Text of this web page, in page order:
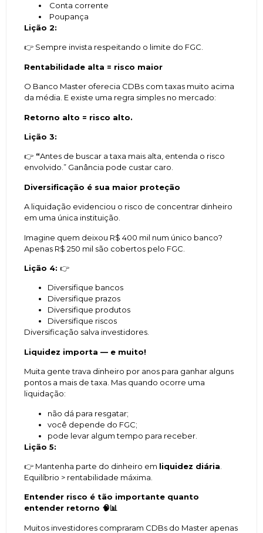
Conta corrente
Poupança
Lição 2:
👉 Sempre invista respeitando o limite do FGC.
Rentabilidade alta = risco maior
O Banco Master oferecia CDBs com taxas muito acima
da média. E existe uma regra simples no mercado:
Retorno alto = risco alto.
Lição 3:
👉 “Antes de buscar a taxa mais alta, entenda o risco
envolvido.” Ganância pode custar caro.
Diversificação é sua maior proteção
A liquidação evidenciou o risco de concentrar dinheiro
em uma única instituição.
Imagine quem deixou R$ 400 mil num único banco?
Apenas R$ 250 mil são cobertos pelo FGC.
Lição 4: 👉
Diversifique bancos
Diversifique prazos
Diversifique produtos
Diversifique riscos
Diversificação salva investidores.
Liquidez importa — e muito!
Muita gente trava dinheiro por anos para ganhar alguns
pontos a mais de taxa. Mas quando ocorre uma
liquidação:
não dá para resgatar;
você depende do FGC;
pode levar algum tempo para receber.
Lição 5:
👉 Mantenha parte do dinheiro em liquidez diária
Equilíbrio > rentabilidade máxima.
Entender risco é tão importante quanto
entender retorno 🧠📊
Muitos investidores compraram CDBs do Master apenas